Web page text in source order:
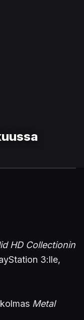
HD Collectionin
3:lle,
Metal